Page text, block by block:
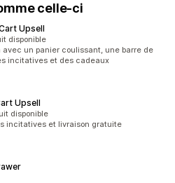
celle-ci
Upsell
disponible
avec un panier coulissant, une barre de
incitatives et des cadeaux
Upsell
disponible
incitatives et livraison gratuite